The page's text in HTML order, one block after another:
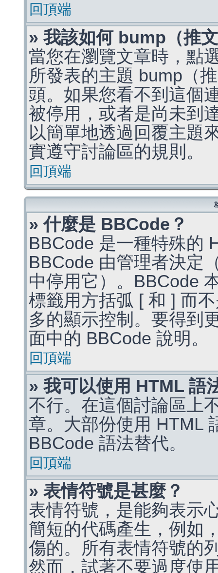
回頂端
» 我該如何 bump（推
當您在瀏覽文章時，點
所發表的主題 bump（
頭。如果您看不到這個
被停用，或者是尚未到
以簡單地透過回覆主題
實遵守討論區的規則。
回頂端
» 什麼是 BBCode？
BBCode 是一種特殊的
BBCode 由管理者決定
中停用它）。BBCode
標籤用方括弧 [ 和 ] 而
多的顯示控制。要得到
面中的 BBCode 說明。
回頂端
» 我可以使用 HTML 語
不行。在這個討論區上
章。大部份使用 HTML
BBCode 語法替代。
回頂端
» 表情符號是甚麼？
表情符號，是能夠表示
簡短的代碼產生，例如
傷的。所有表情符號的
然而，試著不要過度使